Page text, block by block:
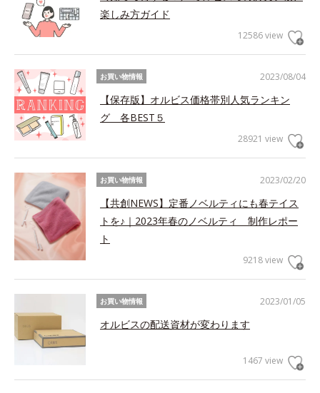
楽しみ方ガイド
12586 view
2023/08/04
お買い物情報
【保存版】オルビス価格帯別人気ランキン
グ 各BEST５
28921 view
2023/02/20
お買い物情報
【共創NEWS】定番ノベルティにも春テイス
トを♪｜2023年春のノベルティ 制作レポー
ト
9218 view
2023/01/05
お買い物情報
オルビスの配送資材が変わります
1467 view